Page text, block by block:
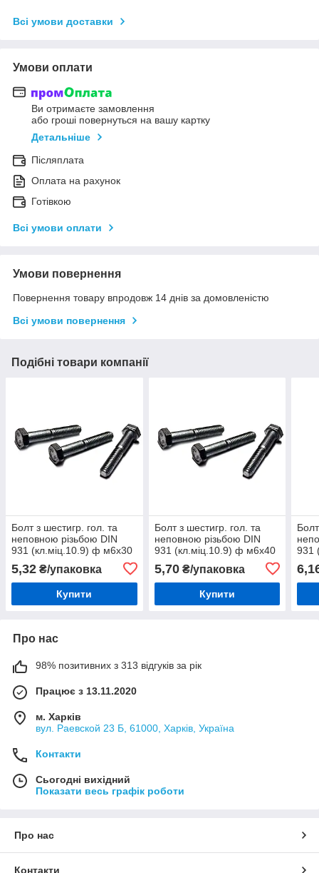
Всі умови доставки
Умови оплати
Ви отримаєте замовлення
або гроші повернуться на вашу картку
Детальніше
Післяплата
Оплата на рахунок
Готівкою
Всі умови оплати
Умови повернення
Повернення товару впродовж 14 днів за домовленістю
Всі умови повернення
Подібні товари компанії
Болт з шестигр. гол. та
неповною різьбою DIN
931 (кл.міц.10.9) ф м6х30
5,32 ₴/упаковка
Купити
Болт з шестигр. гол. та
неповною різьбою DIN
931 (кл.міц.10.9) ф м6х40
5,70₴/упаковка
Купити
931
Про нас
98% позитивних з 313 відгуків за рік
Працює з 13.11.2020
м. Харків
вул. Раевской 23 Б, 61000, Харків, Україна
Контакти
Сьогодні вихідний
Показати весь графік роботи
Про нас
Контакти